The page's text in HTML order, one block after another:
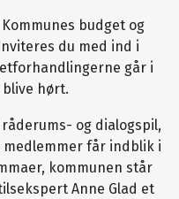
budget og
du med ind i
går i
hørt.
og dialogspil,
medlemmer får indblik i
kommunen står
Anne Glad et